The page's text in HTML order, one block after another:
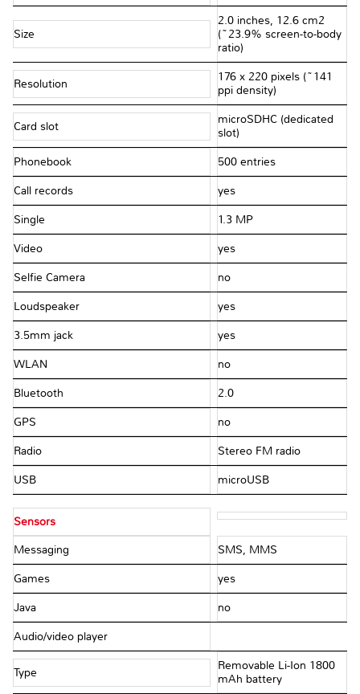
Size
2.0 inches, 12.6 cm2
(~23.9% screen-to-body
ratio)
Resolution
176 x 220 pixels (~141
ppi density)
Card slot
microSDHC (dedicated
slot)
Phonebook 500 entries
Call records yes
Single 1.3 MP
Video yes
Selfie Camera no
Loudspeaker yes
3.5mm jack yes
WLAN no
Bluetooth 2.0
GPS no
Radio Stereo FM radio
USB microUSB
Sensors
Messaging SMS, MMS
Games yes
Java no
Audio/video player
Type
Removable Li-Ion 1800
mAh battery